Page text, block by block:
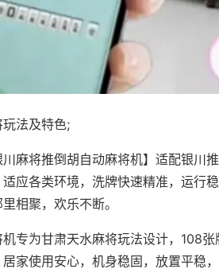
法及特色;
川麻将推倒胡自动麻将机】适配银
应各类环境，洗牌快速精准，运行
相聚，欢乐不断。
专为甘肃天水麻将玩法设计，108
家使用安心，机身稳固，放置平稳